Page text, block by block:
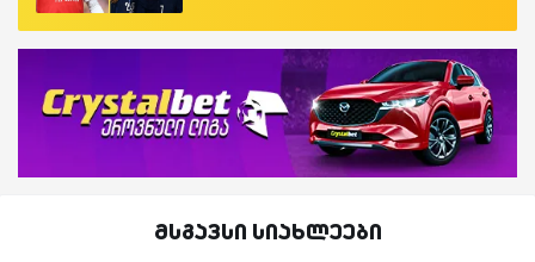
მსგავსი სიახლეები